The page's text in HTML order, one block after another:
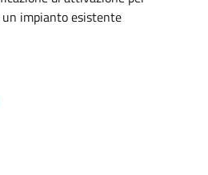
impianto esistente